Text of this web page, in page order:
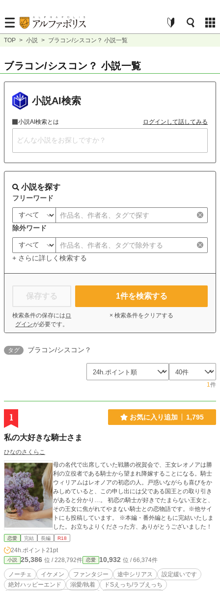
TOP > 小説 > ブラコン/シスコン？ 小説一覧
ブラコン/シスコン？ 小説一覧
小説AI検索
小説AI検索とは ログインして話してみる
小説を探す
フリーワード
除外ワード
+ さらに詳しく検索する
保存する
検索条件の保存には ロ
グインが必要です。
1件を検索する
× 検索条件をクリアする
タグ ブラコン/シスコン？
1件
1 お気に入り追加 1,795
私の大好きな騎士さま
ひなのさくらこ
母の名代で出席していた戦勝の祝賀会で、王女レオノアは勝
利の立役者である騎士から望まれ降嫁することになる。騎士
ウィリアムはレオノアの初恋の人。戸惑いながらも喜びをか
みしめていると、この申し出には父である国王との取り引き
があると分かり…。 初恋の騎士が好きでたまらない王女と、
その王女に焦がれてやまない騎士との恋物語です。※他サイ
トにも投稿しています。 ※本編・番外編ともに完結いたしま
した。お立ちよりくださった方、ありがとうございました！
恋愛 完結 長編 R18
24h.ポイント 21pt
小説 25,386 位 / 228,792件 恋愛 10,932 位 / 66,374件
ノーチェ イケメン ファンタジー 途中シリアス
設定緩いです
絶対ハッピーエンド
溺愛/執着
ドSえっち/ラブえっち